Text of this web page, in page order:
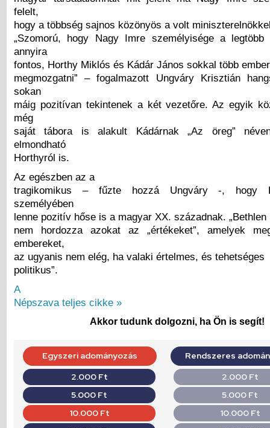
felelt,
hogy a többség sajnos közönyös a volt
„Szomorú, hogy Nagy Imre személyisége a legtöbb
annyira
fontos, Horthy Miklós és Kádár János sokkal több
megmozgatni” – fogalmazott Ungváry Krisztián
sokan
máig pozitívan tekintenek a két vezetőre. Az egyik
még
saját tábora is alakult Kádárnak „Az öreg”
elmondható
Horthyról is.
Az egészben az a
tragikomikus – fűzte hozzá Ungváry -, hogy
személyében
lenne pozitív hőse is a magyar XX. századnak.
nem hordozza azokat az „értékeket”, amelyek
embereket,
az ugyanis nem elég, ha valaki értelmes, és tehetséges
politikus”.
A
Népszava teljes cikke »
Akkor tudunk dolgozni, ha Ön is segít!